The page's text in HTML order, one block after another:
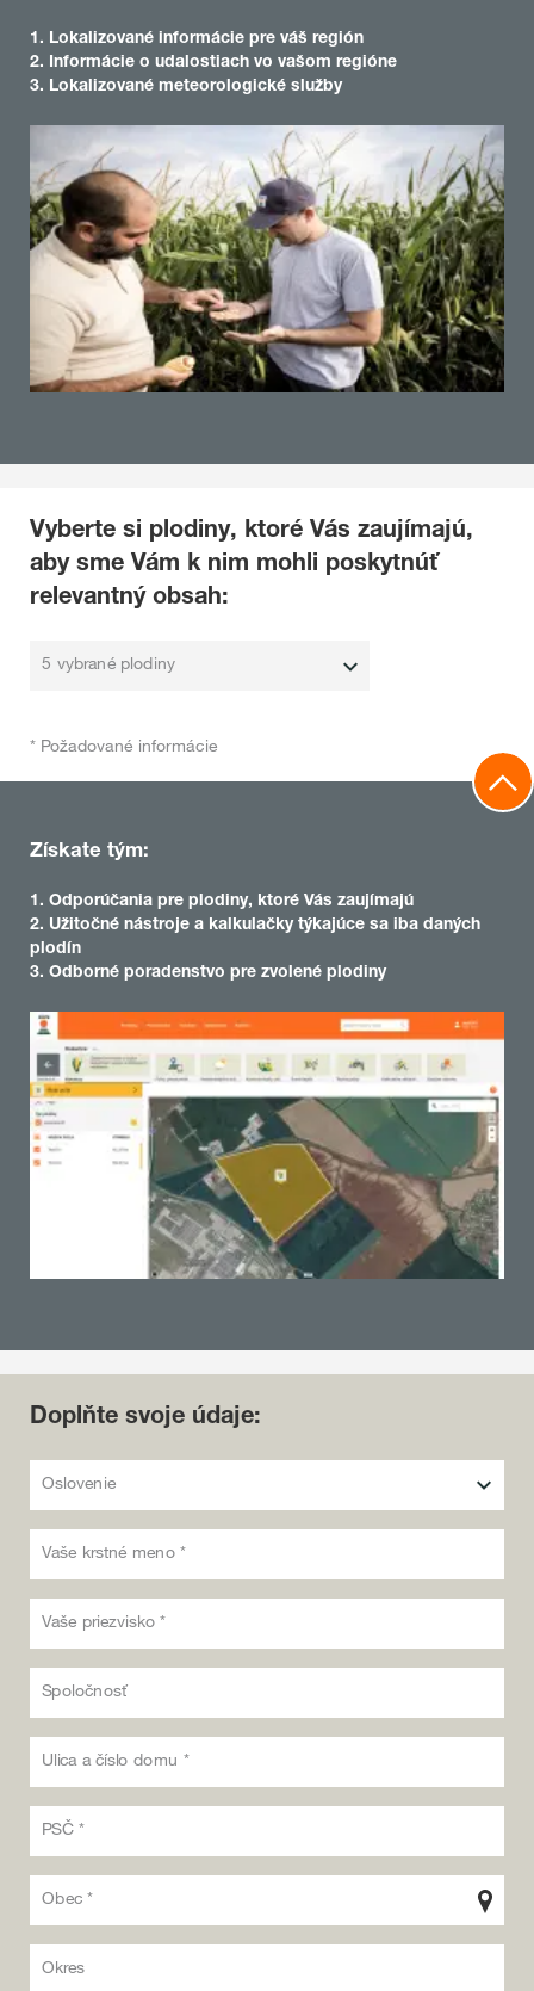
1. Lokalizované informácie pre váš región
2. Informácie o udalostiach vo vašom regióne
3. Lokalizované meteorologické služby
Vyberte si plodiny, ktoré Vás zaujímajú,
aby sme Vám k nim mohli poskytnúť
relevantný obsah:
5 vybrané plodiny
* Požadované informácie
Získate tým:
1. Odporúčania pre plodiny, ktoré Vás zaujímajú
2. Užitočné nástroje a kalkulačky týkajúce sa iba daných
plodín
3. Odborné poradenstvo pre zvolené plodiny
Doplňte svoje údaje:
Oslovenie
Vaše krstné meno *
Vaše priezvisko *
Spoločnosť
Ulica a číslo domu *
PSČ *
Obec *
Okres